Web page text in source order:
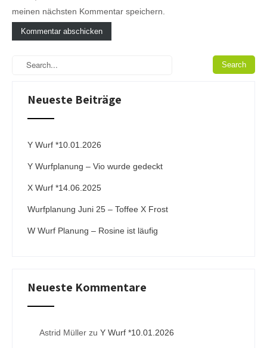
meinen nächsten Kommentar speichern.
Neueste Beiträge
Y Wurf *10.01.2026
Y Wurfplanung – Vio wurde gedeckt
X Wurf *14.06.2025
Wurfplanung Juni 25 – Toffee X Frost
W Wurf Planung – Rosine ist läufig
Neueste Kommentare
Astrid Müller zu Y Wurf *10.01.2026